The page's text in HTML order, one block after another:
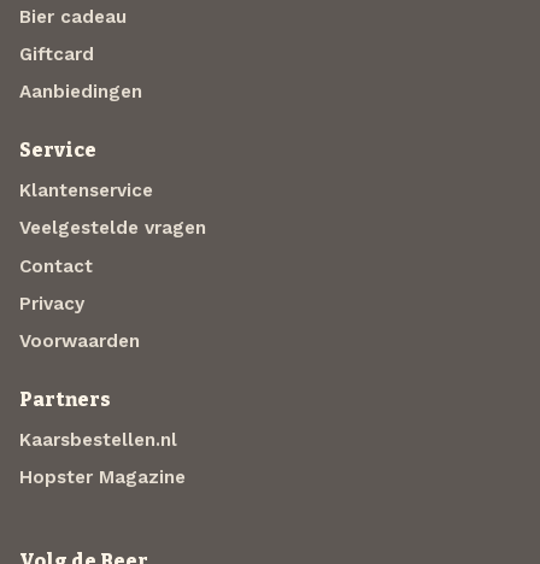
Bier cadeau
Giftcard
Aanbiedingen
Service
Klantenservice
Veelgestelde vragen
Contact
Privacy
Voorwaarden
Partners
Kaarsbestellen.nl
Hopster Magazine